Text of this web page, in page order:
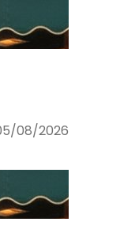
08/2026